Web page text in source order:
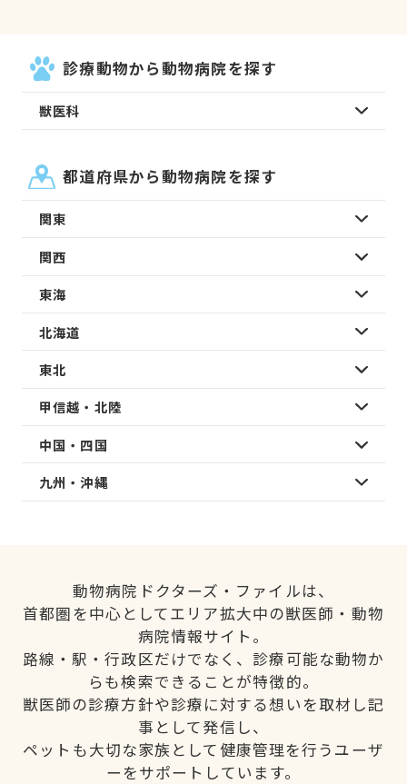
診療動物から動物病院を探す
獣医科
都道府県から動物病院を探す
関東
関西
東海
北海道
東北
甲信越・北陸
中国・四国
九州・沖縄
動物病院ドクターズ・ファイルは、
首都圏を中心としてエリア拡大中の獣医師・動物
病院情報サイト。
路線・駅・行政区だけでなく、診療可能な動物か
らも検索できることが特徴的。
獣医師の診療方針や診療に対する想いを取材し記
事として発信し、
ペットも大切な家族として健康管理を行うユーザ
ーをサポートしています。